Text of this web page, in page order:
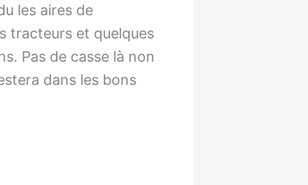
les aires de
tracteurs et quelques
Pas de casse là non
dans les bons